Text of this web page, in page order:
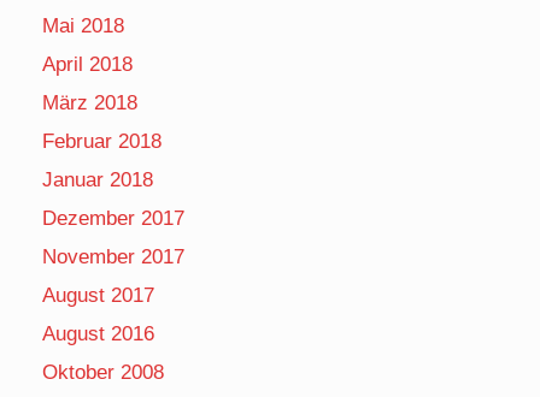
Mai 2018
April 2018
März 2018
Februar 2018
Januar 2018
Dezember 2017
November 2017
August 2017
August 2016
Oktober 2008